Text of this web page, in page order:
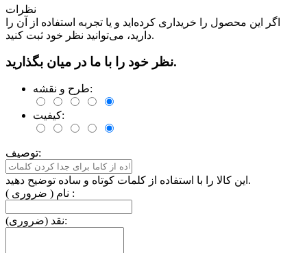
نظرات
اگر این محصول را خریداری کرده‌اید و یا تجربه استفاده از آن را
دارید، می‌توانید نظر خود ثبت کنید.
نظر خود را با ما در میان بگذارید.
طرح و نقشه:
کیفیت:
توصیف:
این کالا را با استفاده از کلمات کوتاه و ساده توضیح دهید.
نام ( ضروری ) :
نقد (ضروری):